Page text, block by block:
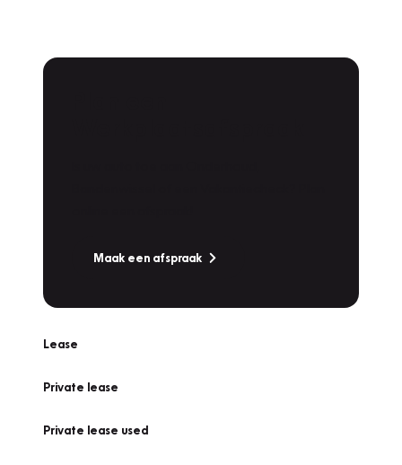
Maak een afspraak
Lease
Private lease
Private lease used